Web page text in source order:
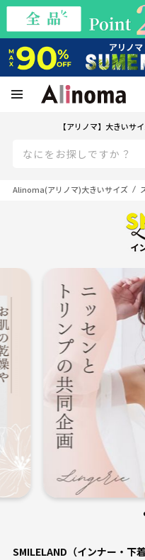
【アリノマ】大きいサ
Alinoma(アリノマ)大きいサイズ
SMILELAND（インナー・下着